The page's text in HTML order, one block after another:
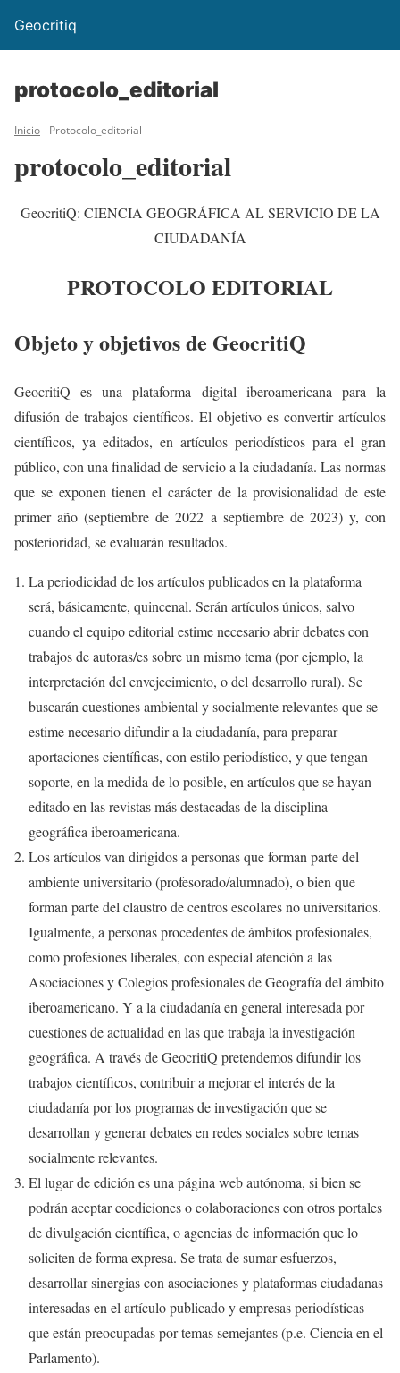
Geocritiq
protocolo_editorial
Inicio Protocolo_editorial
protocolo_editorial
GeocritiQ: CIENCIA GEOGRÁFICA AL SERVICIO DE LA
CIUDADANÍA
PROTOCOLO EDITORIAL
Objeto y objetivos de GeocritiQ
GeocritiQ es una plataforma digital iberoamericana para la
difusión de trabajos científicos. El objetivo es convertir artículos
científicos, ya editados, en artículos periodísticos para el gran
público, con una finalidad de servicio a la ciudadanía. Las normas
que se exponen tienen el carácter de la provisionalidad de este
primer año (septiembre de 2022 a septiembre de 2023) y, con
posterioridad, se evaluarán resultados.
La periodicidad de los artículos publicados en la plataforma
será, básicamente, quincenal. Serán artículos únicos, salvo
cuando el equipo editorial estime necesario abrir debates con
trabajos de autoras/es sobre un mismo tema (por ejemplo, la
interpretación del envejecimiento, o del desarrollo rural). Se
buscarán cuestiones ambiental y socialmente relevantes que se
estime necesario difundir a la ciudadanía, para preparar
aportaciones científicas, con estilo periodístico, y que tengan
soporte, en la medida de lo posible, en artículos que se hayan
editado en las revistas más destacadas de la disciplina
geográfica iberoamericana.
Los artículos van dirigidos a personas que forman parte del
ambiente universitario (profesorado/alumnado), o bien que
forman parte del claustro de centros escolares no universitarios.
Igualmente, a personas procedentes de ámbitos profesionales,
como profesiones liberales, con especial atención a las
Asociaciones y Colegios profesionales de Geografía del ámbito
iberoamericano. Y a la ciudadanía en general interesada por
cuestiones de actualidad en las que trabaja la investigación
geográfica. A través de GeocritiQ pretendemos difundir los
trabajos científicos, contribuir a mejorar el interés de la
ciudadanía por los programas de investigación que se
desarrollan y generar debates en redes sociales sobre temas
socialmente relevantes.
El lugar de edición es una página web autónoma, si bien se
podrán aceptar coediciones o colaboraciones con otros portales
de divulgación científica, o agencias de información que lo
soliciten de forma expresa. Se trata de sumar esfuerzos,
desarrollar sinergias con asociaciones y plataformas ciudadanas
interesadas en el artículo publicado y empresas periodísticas
que están preocupadas por temas semejantes (p.e. Ciencia en el
Parlamento).